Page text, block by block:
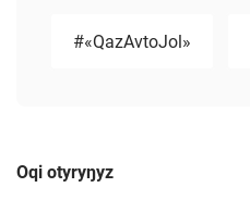
#«QazAvtoJol»
Oqi otyryŋyz